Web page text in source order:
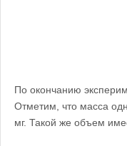
По окончанию
Отметим, что масса
мг. Такой же объем